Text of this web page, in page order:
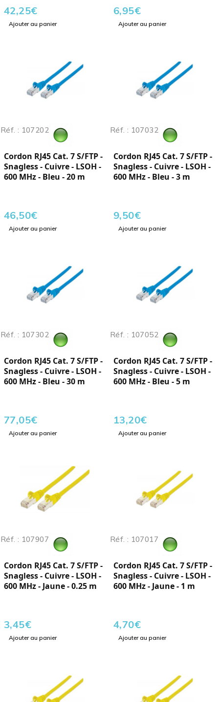
42,25€
Ajouter au panier
6,95€
Ajouter au panier
Réf. : 107202
Cordon RJ45 Cat. 7 S/FTP -
Snagless - Cuivre - LSOH -
600 MHz - Bleu - 20 m
46,50€
Ajouter au panier
Réf. : 107032
Cordon RJ45 Cat. 7 S/FTP -
Snagless - Cuivre - LSOH -
600 MHz - Bleu - 3 m
9,50€
Ajouter au panier
Réf. : 107302
Cordon RJ45 Cat. 7 S/FTP -
Snagless - Cuivre - LSOH -
600 MHz - Bleu - 30 m
77,05€
Ajouter au panier
Réf. : 107052
Cordon RJ45 Cat. 7 S/FTP -
Snagless - Cuivre - LSOH -
600 MHz - Bleu - 5 m
13,20€
Ajouter au panier
Réf. : 107907
Cordon RJ45 Cat. 7 S/FTP -
Snagless - Cuivre - LSOH -
600 MHz - Jaune - 0.25 m
3,45€
Ajouter au panier
Réf. : 107017
Cordon RJ45 Cat. 7 S/FTP -
Snagless - Cuivre - LSOH -
600 MHz - Jaune - 1 m
4,70€
Ajouter au panier